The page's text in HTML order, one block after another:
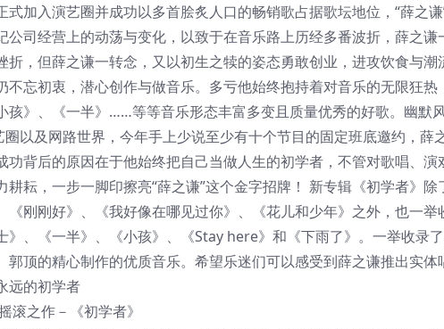
式加入演艺圈并成功以多首脍炙人口的畅销歌占据歌坛地位，“薛之
公司经营上的动荡与变化，以致于在音乐路上历经多番波折，薛之
折，但薛之谦一转念，又以初生之犊的姿态勇敢创业，进攻饮食与
不忘初衷，潜心创作与做音乐。多亏他始终抱持着对音乐的无限狂
孩》、《一半》……等等音乐形态丰富多变且质量优秀的好歌。幽默
圈以及网路世界，今年手上少说至少有十个节目的固定班底邀约，薛
功背后的原因在于他始终把自己当做人生的初学者，不管对歌唱、
耕耘，一步一脚印擦亮“薛之谦”这个金字招牌！ 新专辑《初学者》
《刚刚好》、《我好像在哪见过你》、《花儿和少年》之外，也一
》、《一半》、《小孩》、《Stay here》和《下雨了》。一举收录
顶的精心制作的优质音乐。希望乐迷们可以感受到薛之谦推出实体
远的初学者
滚之作－《初学者》